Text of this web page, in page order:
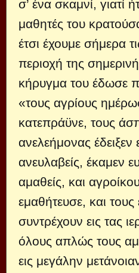
σ’ ένα σκαμνί, γιατί
μαθητές του
έτσι έχουμε σήμερα
περιοχή της
κήρυγμα του έδωσε
«τους αγρίους
κατεπράϋνε, τους
ανελεήμονας έδειξεν
ανευλαβείς, έκαμεν
αμαθείς, και
εμαθήτευσε, και
συντρέχουν εις τας
όλους απλώς τους
εις μεγάλην